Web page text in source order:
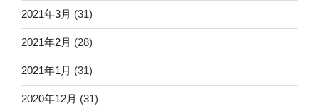
2021年3月 (31)
2021年2月 (28)
2021年1月 (31)
2020年12月 (31)